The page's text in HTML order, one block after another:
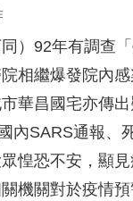
）92年有調查
相繼爆發院內
華昌國宅亦傳
內SARS通報、
惶恐不安，顯
機關對於疫情